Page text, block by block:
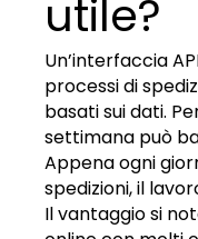
utile?
Un’interfaccia
processi di
basati sui dati.
settimana può
Appena ogni
spedizioni, il
Il vantaggio si